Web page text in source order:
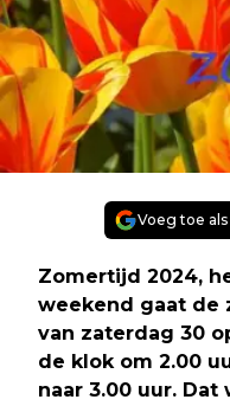
Voeg toe
Zomertijd 2024,
weekend gaat de
van zaterdag 30
de klok om 2.00
naar 3.00 uur.